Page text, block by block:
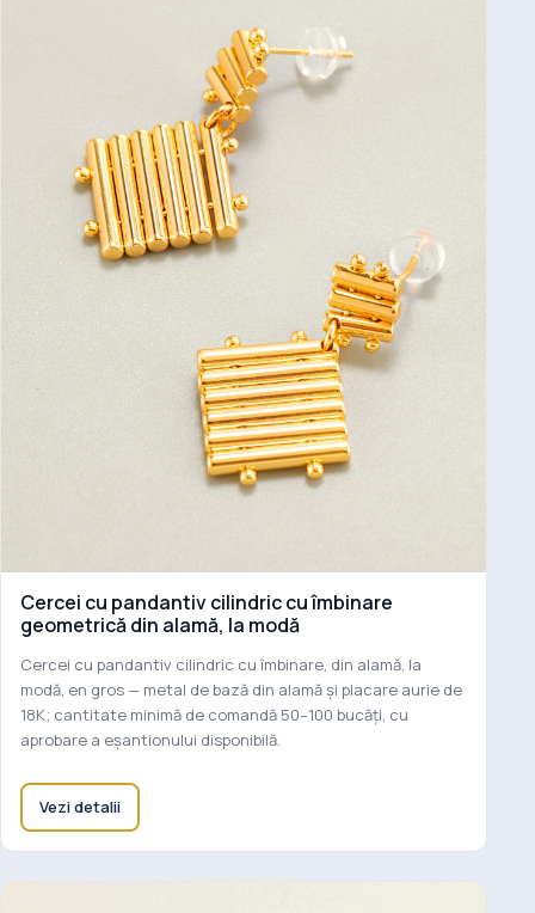
Cercei cu pandantiv cilindric cu îmbinare
geometrică din alamă, la modă
Cercei cu pandantiv cilindric cu îmbinare, din alamă, la
modă, en gros — metal de bază din alamă și placare aurie de
18K; cantitate minimă de comandă 50–100 bucăți, cu
aprobare a eșantionului disponibilă.
Vezi detalii